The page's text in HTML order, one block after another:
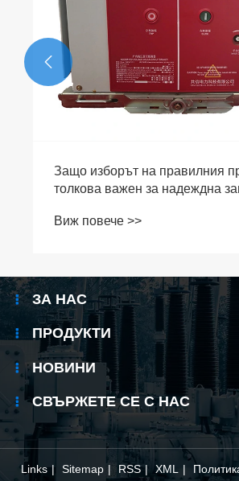

ЗА НАС
ПРОДУКТИ
НОВИНИ
СВЪРЖЕТЕ СЕ С НАС
Links | Sitemap | RSS | XML |